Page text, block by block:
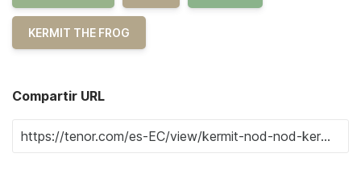
KERMIT THE FROG
Compartir URL